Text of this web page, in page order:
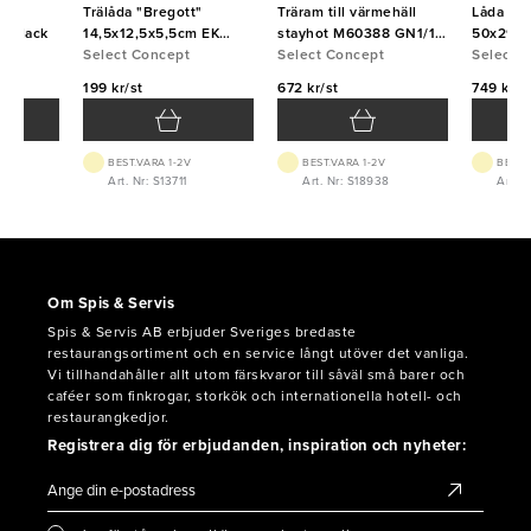
Black
Trälåda "Bregott"
14,5x12,5x5,5cm EK
Linoljad
Select Concept
199 kr/st
BEST.VARA 1-2V
Art. Nr: S13711
Träram till värmehäll
stayhot M60388 GN1/1
Ek Black
Select Concept
672 kr/st
BEST.VARA 1-2V
Art. Nr: S18938
Låda
Linoljad
Select
749 kr/
Art.
Om Spis & Servis
Spis & Servis AB erbjuder Sveriges bredaste
restaurangsortiment och en service långt utöver det vanliga.
Vi tillhandahåller allt utom färskvaror till såväl små barer och
caféer som finkrogar, storkök och internationella hotell- och
restaurangkedjor.
Registrera dig för erbjudanden, inspiration och nyheter: